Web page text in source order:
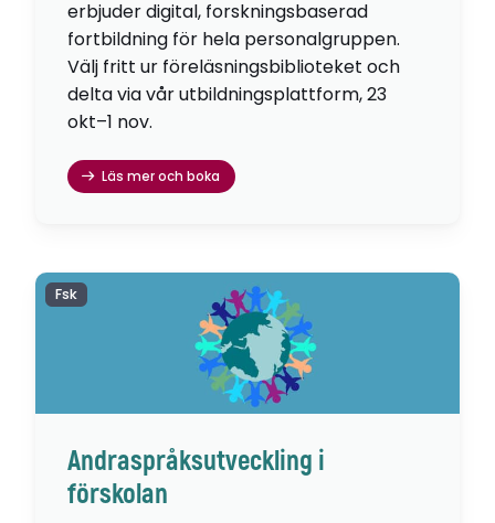
erbjuder digital, forskningsbaserad
fortbildning för hela personalgruppen.
Välj fritt ur föreläsningsbiblioteket och
delta via vår utbildningsplattform, 23
okt–1 nov.
Läs mer och boka
Andraspråksutveckling i
förskolan
Fsk